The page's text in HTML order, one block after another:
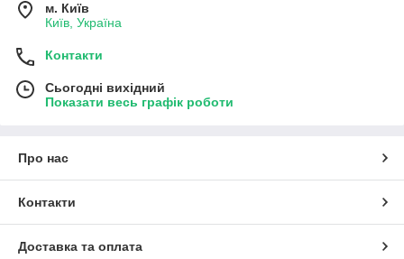
м. Київ
Київ, Україна
Контакти
Сьогодні вихідний
Показати весь графік роботи
Про нас
Контакти
Доставка та оплата